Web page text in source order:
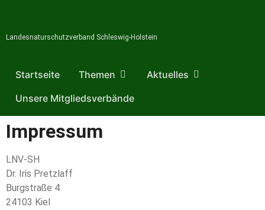
Landesnaturschutzverband Schleswig-Holstein
Startseite Themen
Aktuelles
Unsere Mitgliedsverbände
Impressum
LNV-SH
Dr. Iris Pretzlaff
Burgstraße 4
24103 Kiel